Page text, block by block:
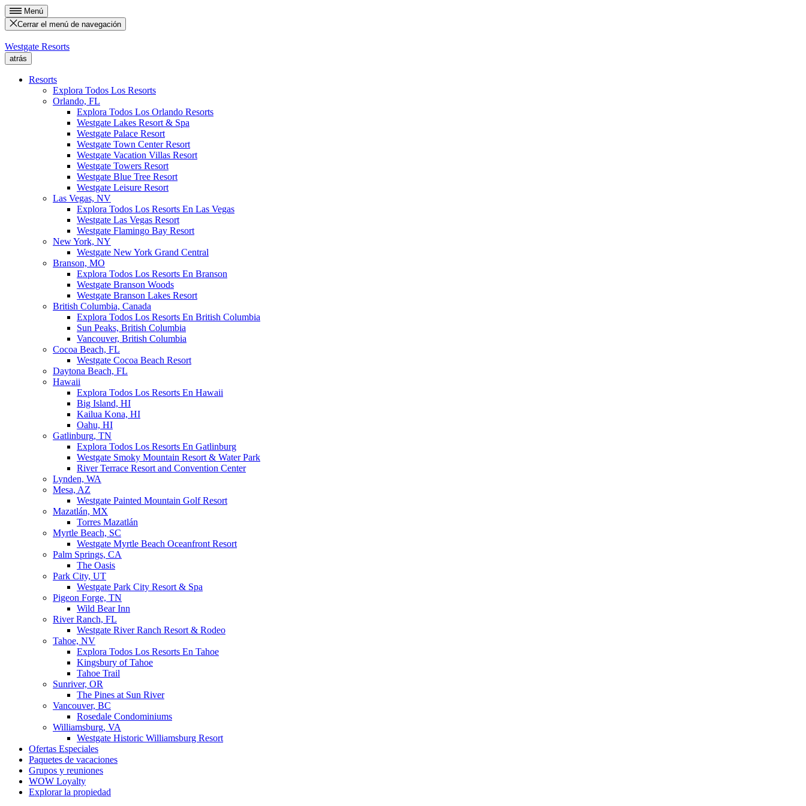
Menú
Cerrar el menú de navegación
Westgate Resorts
atrás
Resorts
Explora Todos Los Resorts
Orlando, FL
Explora Todos Los Orlando Resorts
Westgate Lakes Resort & Spa
Westgate Palace Resort
Westgate Town Center Resort
Westgate Vacation Villas Resort
Westgate Towers Resort
Westgate Blue Tree Resort
Westgate Leisure Resort
Las Vegas, NV
Explora Todos Los Resorts En Las Vegas
Westgate Las Vegas Resort
Westgate Flamingo Bay Resort
New York, NY
Westgate New York Grand Central
Branson, MO
Explora Todos Los Resorts En Branson
Westgate Branson Woods
Westgate Branson Lakes Resort
British Columbia, Canada
Explora Todos Los Resorts En British Columbia
Sun Peaks, British Columbia
Vancouver, British Columbia
Cocoa Beach, FL
Westgate Cocoa Beach Resort
Daytona Beach, FL
Hawaii
Explora Todos Los Resorts En Hawaii
Big Island, HI
Kailua Kona, HI
Oahu, HI
Gatlinburg, TN
Explora Todos Los Resorts En Gatlinburg
Westgate Smoky Mountain Resort & Water Park
River Terrace Resort and Convention Center
Lynden, WA
Mesa, AZ
Westgate Painted Mountain Golf Resort
Mazatlán, MX
Torres Mazatlán
Myrtle Beach, SC
Westgate Myrtle Beach Oceanfront Resort
Palm Springs, CA
The Oasis
Park City, UT
Westgate Park City Resort & Spa
Pigeon Forge, TN
Wild Bear Inn
River Ranch, FL
Westgate River Ranch Resort & Rodeo
Tahoe, NV
Explora Todos Los Resorts En Tahoe
Kingsbury of Tahoe
Tahoe Trail
Sunriver, OR
The Pines at Sun River
Vancouver, BC
Rosedale Condominiums
Williamsburg, VA
Westgate Historic Williamsburg Resort
Ofertas Especiales
Paquetes de vacaciones
Grupos y reuniones
WOW Loyalty
Explorar la propiedad